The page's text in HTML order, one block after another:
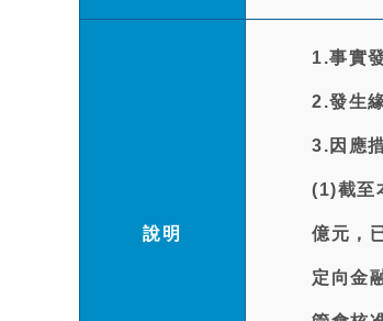
說明
1.事實
2.發生
3.因應
(1)截至
億元，
定向金